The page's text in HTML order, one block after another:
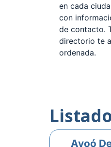
en cada
con
de contacto.
directorio te
ordenada.
Ayoó